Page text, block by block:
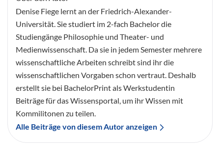
Denise Fiege lernt an der Friedrich-Alexander-
Universität. Sie studiert im 2-fach Bachelor die
Studiengänge Philosophie und Theater- und
Medienwissenschaft. Da sie in jedem Semester mehrere
wissenschaftliche Arbeiten schreibt sind ihr die
wissenschaftlichen Vorgaben schon vertraut. Deshalb
erstellt sie bei BachelorPrint als Werkstudentin
Beiträge für das Wissensportal, um ihr Wissen mit
Kommilitonen zu teilen.
Alle Beiträge von diesem Autor anzeigen